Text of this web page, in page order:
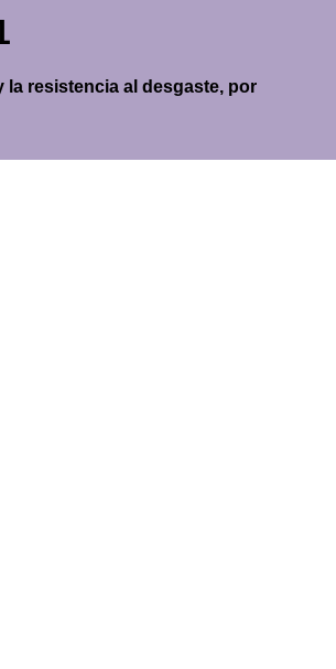
la resistencia al desgaste, por